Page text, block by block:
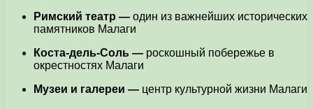
Римский театр — один из важнейших исторических
памятников Малаги
Коста-дель-Соль — роскошный побережье в
окрестностях Малаги
Музеи и галереи — центр культурной жизни Малаги